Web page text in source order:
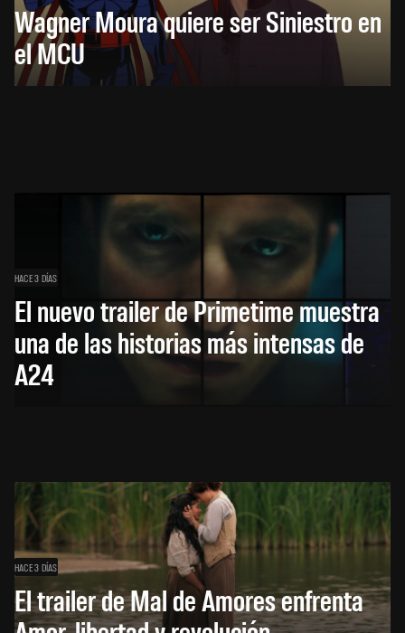
Wagner Moura quiere ser Siniestro en
el MCU
HACE 3 DÍAS
El nuevo trailer de Primetime muestra
una de las historias más intensas de
A24
HACE 3 DÍAS
El trailer de Mal de Amores enfrenta